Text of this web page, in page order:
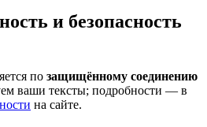
и безопасность
по защищённому соединению
ваши тексты; подробности — в
на сайте.